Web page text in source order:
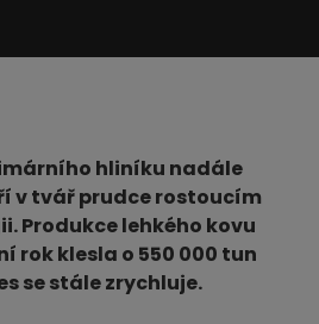
hliníku nadále
v tvář prudce rostoucím
Produkce lehkého kovu
rok klesla o 550 000 tun
se stále zrychluje.